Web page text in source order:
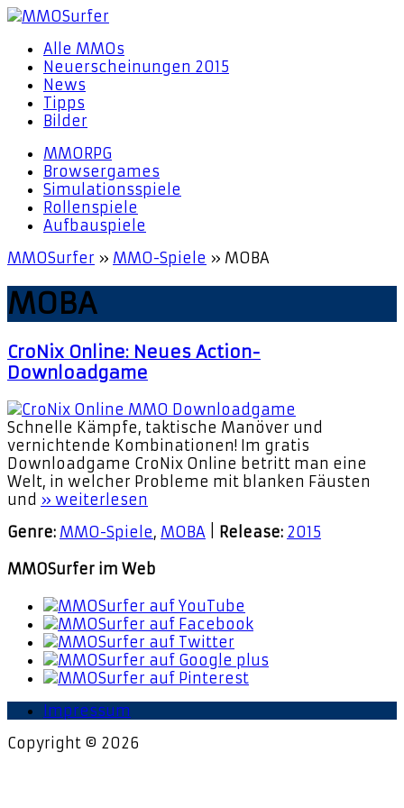
Alle MMOs
Neuerscheinungen 2015
News
Tipps
Bilder
MMORPG
Browsergames
Simulationsspiele
Rollenspiele
Aufbauspiele
MMOSurfer » MMO-Spiele » MOBA
MOBA
CroNix Online: Neues Action-
Downloadgame
Schnelle Kämpfe, taktische Manöver und
vernichtende Kombinationen! Im gratis
Downloadgame CroNix Online betritt man eine
Welt, in welcher Probleme mit blanken Fäusten
und » weiterlesen
Genre: MMO-Spiele, MOBA Release: 2015
MMOSurfer im Web
Impressum
Copyright © 2026